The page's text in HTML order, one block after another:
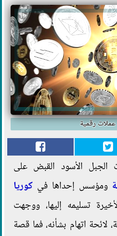
رقمية
الجبل الأسود القبض على
ومؤسس إحداها في كوريا
تسليمه إليها، ووجهت
لائحة اتهام بشأنه، فما قصة